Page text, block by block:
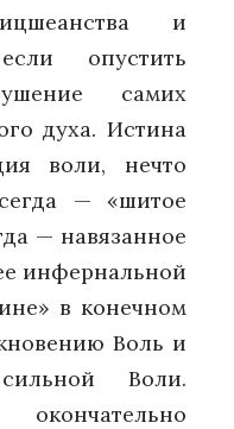
и
опустить
самих
духа. Истина
воли, нечто
— «шитое
— навязанное
инфернальной
в конечном
Воль и
Воли.